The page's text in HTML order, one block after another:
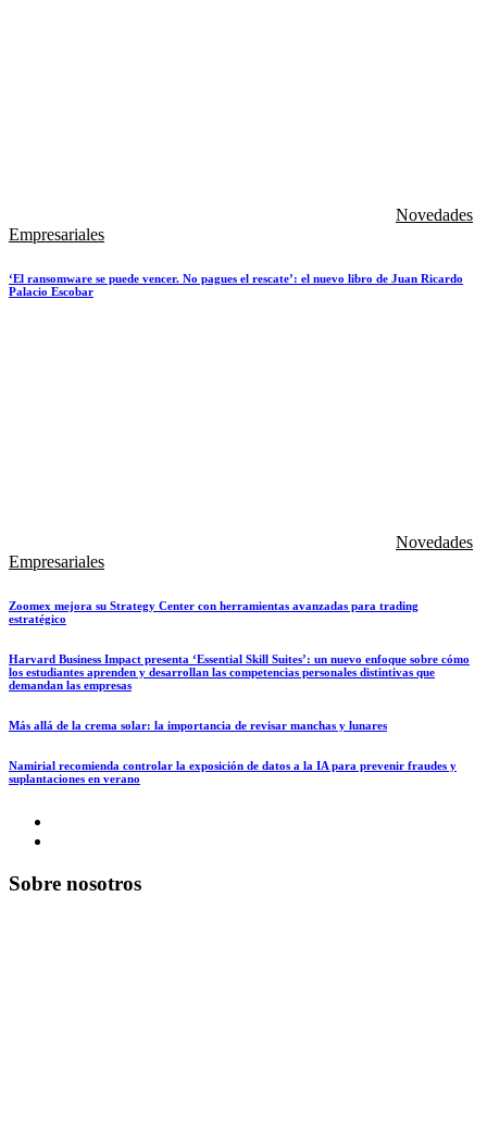
Novedades
Empresariales
‘El ransomware se puede vencer. No pagues el rescate’: el nuevo libro de Juan Ricardo
Palacio Escobar
Novedades
Empresariales
Zoomex mejora su Strategy Center con herramientas avanzadas para trading
estratégico
Harvard Business Impact presenta ‘Essential Skill Suites’: un nuevo enfoque sobre cómo
los estudiantes aprenden y desarrollan las competencias personales distintivas que
demandan las empresas
Más allá de la crema solar: la importancia de revisar manchas y lunares
Namirial recomienda controlar la exposición de datos a la IA para prevenir fraudes y
suplantaciones en verano
Sobre nosotros